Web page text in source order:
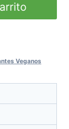
Veganos